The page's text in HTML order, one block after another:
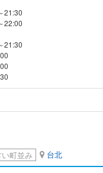
21:30
22:00
21:30
町並み 台北